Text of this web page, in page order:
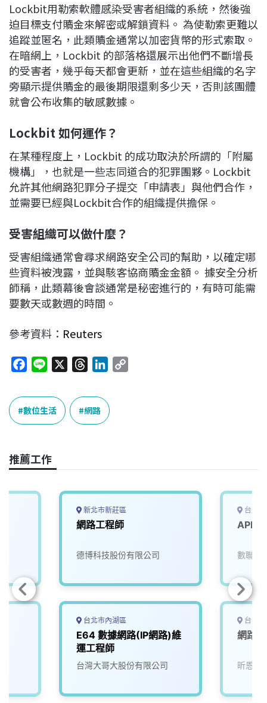
Lockbit用勒索軟體感染受害者組織的系統，然後強
迫目標支付贖金來解密或解鎖資料。 為使勒索更難以
追蹤並匿名，此類贖金通常以加密貨幣的形式索取。
在暗網上，Lockbit 的部落格還展示出他們不斷增長
的受害者，幾乎每天都會更新，並在這些組織的名字
旁顯示提供贖金的最後期限還剩多少天，否則該團體
就會公布收集的敏感數據。
Lockbit如何運作？
在某種程度上，Lockbit 的成功取決於所謂的「附屬
機構」，也就是一些志同道合的犯罪團夥。Lockbit
允許其他網路犯罪分子提交「申請表」與他們合作，
並需要已經與Lockbit合作的組織提供擔保。
受害組織可以做什麼？
受害組織通常會尋求網路安全公司的幫助，以確定哪
些資料被洩露，並與駭客協商贖金金額。 據安全分析
師稱，此類幕後會談通常是秘密進行的，有時可能需
要數天或數週的時間。
參考資料： Reuters
c
e
b
o
k
n
e
r
e
a
k
n
k
數位生活 網路
推薦工作
新北市新莊區
網路工程師
德博科技股份有限公司
台北市內湖區
E64 數據網路(IP網路)維
運工程師
台灣大哥大股份有限公司
台北
APP/
數聯資
台中
網路
昕恩科